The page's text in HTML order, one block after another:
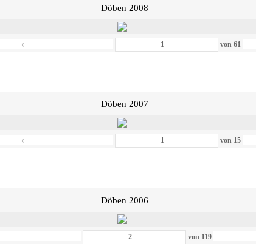
Döben 2008
‹ von61
Döben 2007
‹ von 15
Döben 2006
von 119